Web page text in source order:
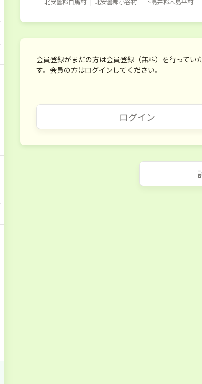
会員登録がまだの方は会員登録（無料）を行ってい
す。会員の方はログインしてください。
ログイン